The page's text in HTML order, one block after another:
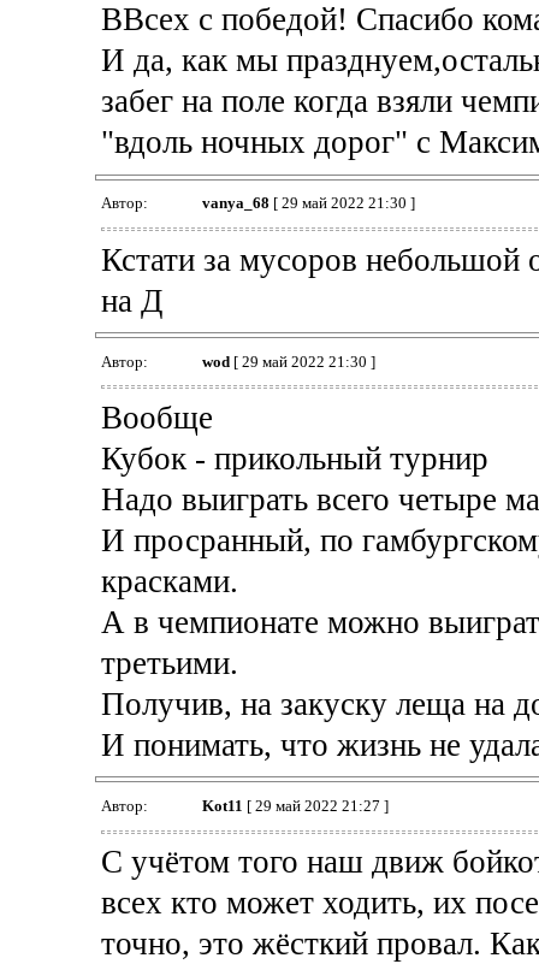
ВВсех с победой! Спасибо
И да, как мы
забег на поле когда взяли
"вдоль ночных дорог" с
Автор: vanya_68 [ 29 май 2022 21:30 ]
Кстати за мусоров небольшой
на Д
Автор: wod[ 29 май 2022 21:30 ]
Вообще
Кубок - прикольный турнир
Надо выиграть всего четыре
И просранный, по
красками.
А в чемпионате можно
третьими.
Получив, на закуску леща на
И понимать, что жизнь не
Автор: Kot11 [ 29 май 2022 21:27 ]
С учётом того наш движ
всех кто может ходить, их
точно, это жёсткий провал.